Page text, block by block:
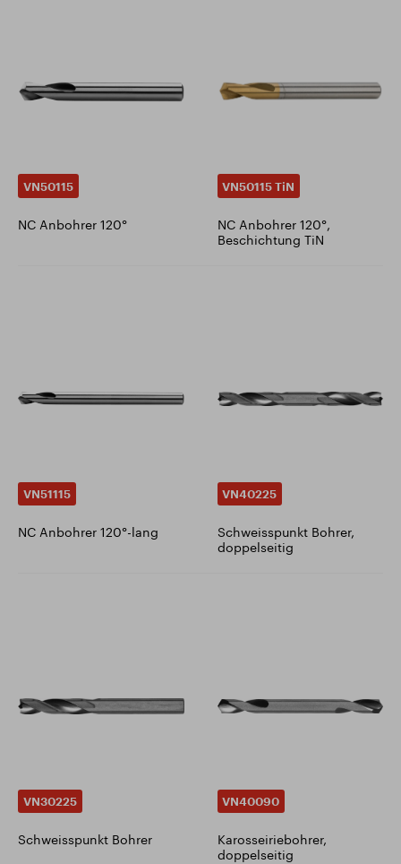
VN50115
NC Anbohrer 120°
VN50115 TiN
NC Anbohrer 120°,
Beschichtung TiN
VN51115
NC Anbohrer 120°-lang
VN40225
Schweisspunkt Bohrer,
doppelseitig
VN30225
Schweisspunkt Bohrer
VN40090
Karosseiriebohrer,
doppelseitig